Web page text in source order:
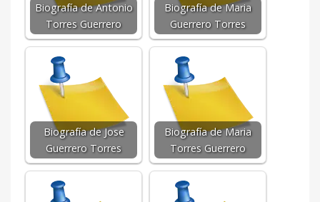
Biografía de Antonio
Torres Guerrero
Biografía de Maria
Guerrero Torres
Biografía de Jose
Guerrero Torres
Biografía de Maria
Torres Guerrero